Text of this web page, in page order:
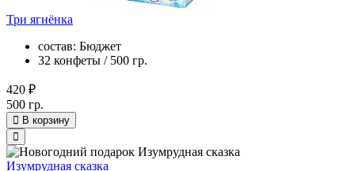
Три ягнёнка
состав: Бюджет
32 конфеты / 500 гр.
420 ₽
500 гр.
В корзину
Изумрудная сказка